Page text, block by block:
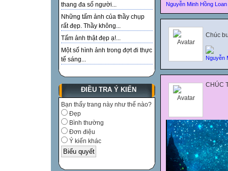
thang đa số người...
Những tấm ảnh của thầy chụp
rất đẹp. Thầy không...
Tấm ảnh thật đẹp ạ!...
Một số hình ảnh trong đợt đi thực
tế sáng...
ĐIỀU TRA Ý KIẾN
Bạn thấy trang này như thế nào?
Đẹp
Bình thường
Đơn điệu
Ý kiến khác
Nguyễn Minh Hồng Loan
Chúc
Nguyễn
CHÚC